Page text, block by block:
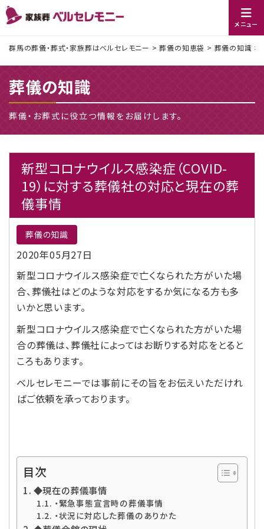
メニュー
群馬の葬儀・葬式・家族葬はベルセレモニー >葬儀の知恵袋 > 葬儀の知識 >
葬儀の知識
葬儀・お葬式に役立つ情報をお届けします。
新型コロナウイルス感染症（COVID-
19）に対する葬儀社の対応と現在の葬
儀事情
葬儀の知識
2020年05月27日
新型コロナウイルス感染症で亡くなられた方がいた場
合、葬儀社はどのような対応をするか気になる方も多
いかと思います。
新型コロナウイルス感染症で亡くなられた方がいた場
合の葬儀は、葬儀社によってはお断りする対応をとると
ころもあります。
ベルセレモニーでは事前にその旨をお伝えいただけれ
ばご依頼を承っております。
目次
◆現在の葬儀事情
・緊急事態宣言時の葬儀事情
・状況に対応した葬儀のありかた